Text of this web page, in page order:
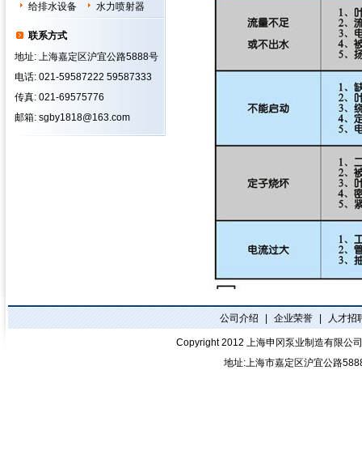
给排水设备 水力喷射器
联系方式
地址: 上海嘉定区沪宜公路5888号
电话: 021-59587222 59587333
传真: 021-69575776
邮箱: sgby1818@163.com
公司介绍 企业荣誉 人才招
Copyright 2012 上海申冈泵业制造有限公司
地址:上海市嘉定区沪宜公路